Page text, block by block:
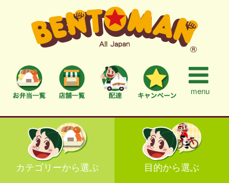
menu
カテゴリーから選ぶ 目的から選ぶ